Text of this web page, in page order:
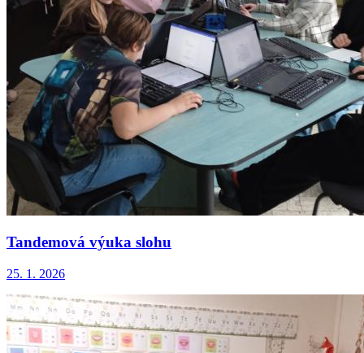
Tandemová výuka slohu
25. 1. 2026